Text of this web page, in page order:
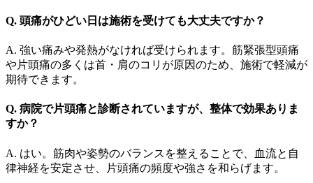
Q. 頭痛がひどい日は施術を受けても大丈夫ですか？
A. 強い痛みや発熱がなければ受けられます。筋緊張型頭痛
や片頭痛の多くは首・肩のコリが原因のため、施術で軽減が
期待できます。
Q. 病院で片頭痛と診断されていますが、整体で効果ありま
すか？
A. はい。筋肉や姿勢のバランスを整えることで、血流と自
律神経を安定させ、片頭痛の頻度や強さを和らげます。